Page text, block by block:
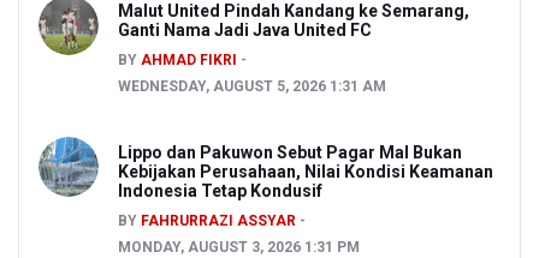
Malut United Pindah Kandang ke Semarang,
Ganti Nama Jadi Java United FC
BY AHMAD FIKRI
WEDNESDAY, AUGUST 5, 2026 1:31 AM
Lippo dan Pakuwon Sebut Pagar Mal Bukan
Kebijakan Perusahaan, Nilai Kondisi Keamanan
Indonesia Tetap Kondusif
BY FAHRURRAZI ASSYAR
MONDAY, AUGUST 3, 2026 1:31 PM